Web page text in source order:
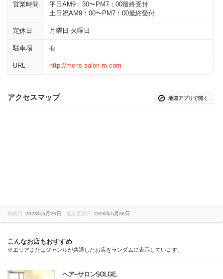
営業時間
平日AM9：30〜PM7：00最終受付
土日祝AM9：00〜PM7：00最終受付
定休日 月曜日 火曜日
駐車場 有
URL http://mens-salon-m.com
アクセスマップ 地図アプリで開く
掲載日: 2026年5月26日 最終更新日: 2026年5月26日
こんなお店もおすすめ
※エリアまたはジャンルが共通したお店をランダムに表示しています。
ヘア−サロンSOLGE.